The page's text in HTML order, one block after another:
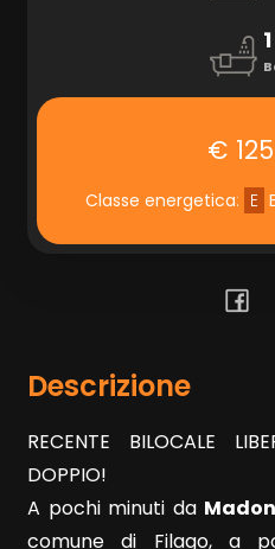
1
€
Classe energetica: E
Descrizione
RECENTE BILOCALE
DOPPIO!
A pochi minuti da
comune di Filago, a
Totale
mq